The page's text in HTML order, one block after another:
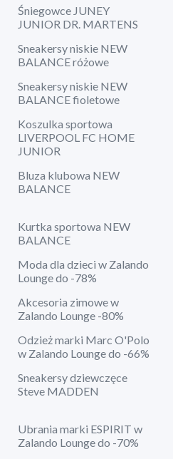
Śniegowce JUNEY
JUNIOR DR. MARTENS
Sneakersy niskie NEW
BALANCE różowe
Sneakersy niskie NEW
BALANCE fioletowe
Koszulka sportowa
LIVERPOOL FC HOME
JUNIOR
Bluza klubowa NEW
BALANCE
Kurtka sportowa NEW
BALANCE
Moda dla dzieci w Zalando
Lounge do -78%
Akcesoria zimowe w
Zalando Lounge -80%
Odzież marki Marc O'Polo
w Zalando Lounge do -66%
Sneakersy dziewczęce
Steve MADDEN
Ubrania marki ESPIRIT w
Zalando Lounge do -70%